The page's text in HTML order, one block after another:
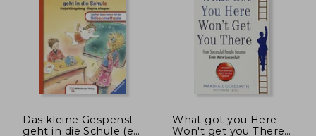
$ 628
Das kleine Gespenst
geht in die Schule (en
What got you Here
Won't get you There: